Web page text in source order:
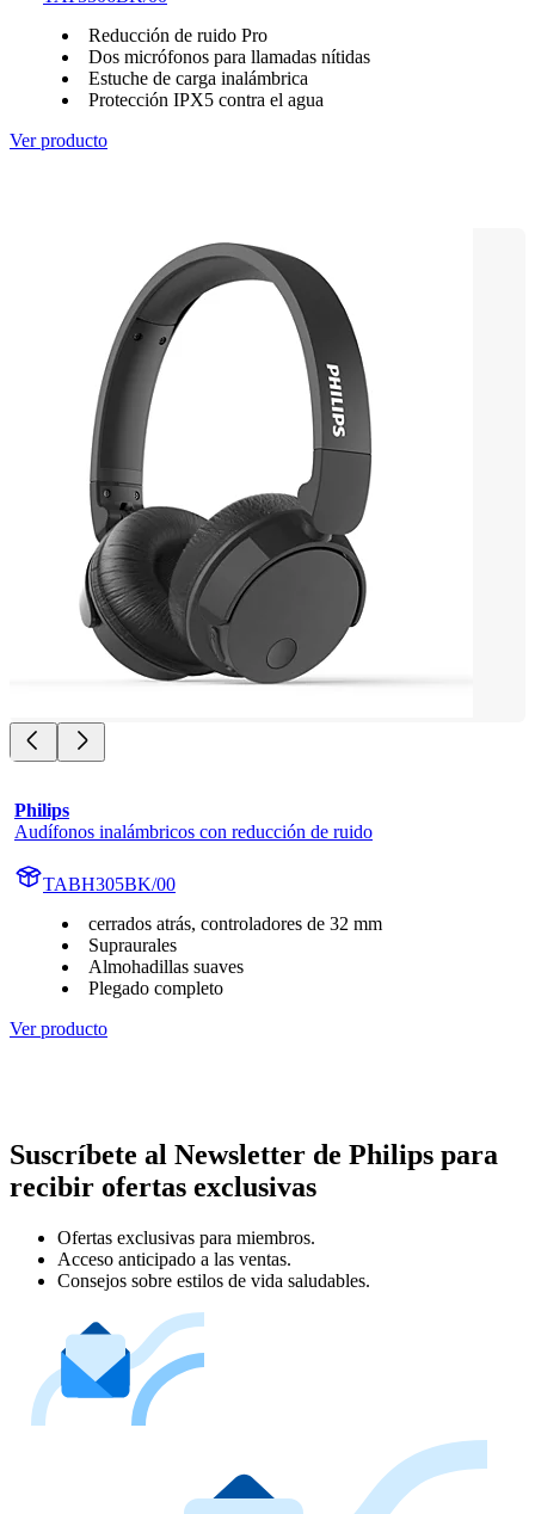
Reducción de ruido Pro
Dos micrófonos para llamadas nítidas
Estuche de carga inalámbrica
Protección IPX5 contra el agua
Ver producto
Philips
Audífonos inalámbricos con reducción de ruido
TABH305BK/00
cerrados atrás, controladores de 32 mm
Supraurales
Almohadillas suaves
Plegado completo
Ver producto
Suscríbete al Newsletter de Philips para
recibir ofertas exclusivas
Ofertas exclusivas para miembros.
Acceso anticipado a las ventas.
Consejos sobre estilos de vida saludables.